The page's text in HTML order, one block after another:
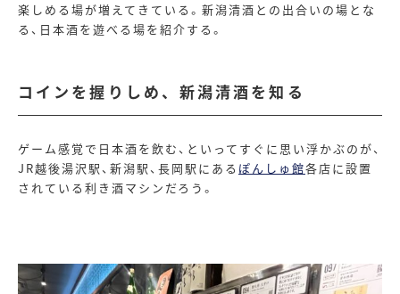
楽しめる場が増えてきている。新潟清酒との出合いの場とな
る、日本酒を遊べる場を紹介する。
コインを握りしめ、新潟清酒を知る
ゲーム感覚で日本酒を飲む、といってすぐに思い浮かぶのが、
JR越後湯沢駅、新潟駅、長岡駅にある ぽんしゅ館各店に設置
されている利き酒マシンだろう。